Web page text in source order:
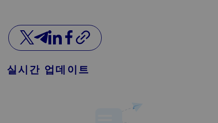
실시간 업데이트